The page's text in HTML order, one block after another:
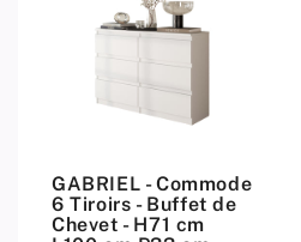
GABRIEL - Commode
6 Tiroirs - Buffet de
Chevet - H71 cm